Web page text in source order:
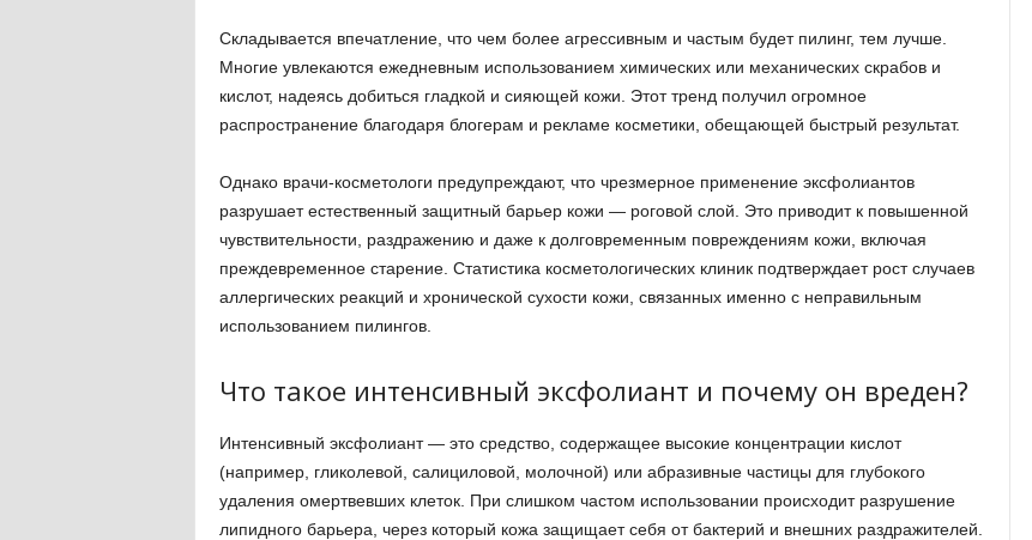
Складывается впечатление, что чем более агрессивным и частым будет пилинг, тем лучше.
Многие увлекаются ежедневным использованием химических или механических скрабов и
кислот, надеясь добиться гладкой и сияющей кожи. Этот тренд получил огромное
распространение благодаря блогерам и рекламе косметики, обещающей быстрый результат.
Однако врачи-косметологи предупреждают, что чрезмерное применение эксфолиантов
разрушает естественный защитный барьер кожи — роговой слой. Это приводит к повышенной
чувствительности, раздражению и даже к долговременным повреждениям кожи, включая
преждевременное старение. Статистика косметологических клиник подтверждает рост случаев
аллергических реакций и хронической сухости кожи, связанных именно с неправильным
использованием пилингов.
Что такое интенсивный эксфолиант и почему он вреден?
Интенсивный эксфолиант — это средство, содержащее высокие концентрации кислот
(например, гликолевой, салициловой, молочной) или абразивные частицы для глубокого
удаления омертвевших клеток. При слишком частом использовании происходит разрушение
липидного барьера, через который кожа защищает себя от бактерий и внешних раздражителей.